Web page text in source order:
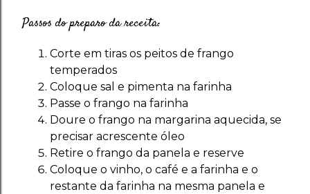
Passos do preparo da receita:
Corte em tiras os peitos de frango
temperados
Coloque sal e pimenta na farinha
Passe o frango na farinha
Doure o frango na margarina aquecida, se
precisar acrescente óleo
Retire o frango da panela e reserve
Coloque o vinho, o café e a farinha e o
restante da farinha na mesma panela e